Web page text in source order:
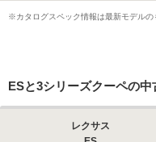
※カタログスペック情報は最新モデルの
ESと3シリーズクーペの
レクサス